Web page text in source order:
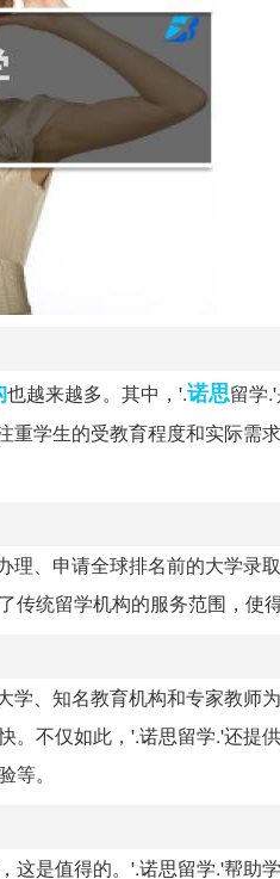
也越来越多。其中，'.诺思留学
学生的受教育程度和实际需
、申请全球排名前的大学录
统留学机构的服务范围，使
、知名教育机构和专家教师
不仅如此，'.诺思留学.'还提
。
是值得的。'.诺思留学.'帮助